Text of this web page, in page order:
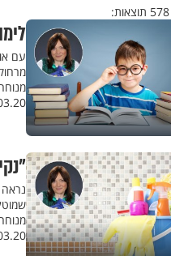
עם
| 00:37
| 21:30